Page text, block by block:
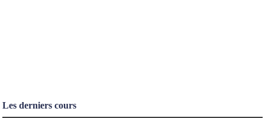
Les derniers cours